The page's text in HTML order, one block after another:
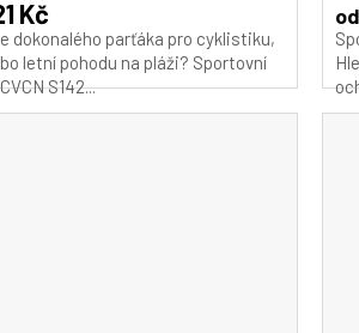
Kč
dokonalého parťáka pro cyklistiku,
letní pohodu na pláži? Sportovní
S142...
od